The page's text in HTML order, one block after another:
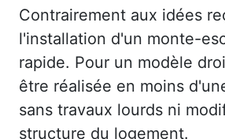
Contrairement aux idées
l'installation d'un monte-
rapide. Pour un modèle
être réalisée en moins
sans travaux lourds ni
structure du logement.